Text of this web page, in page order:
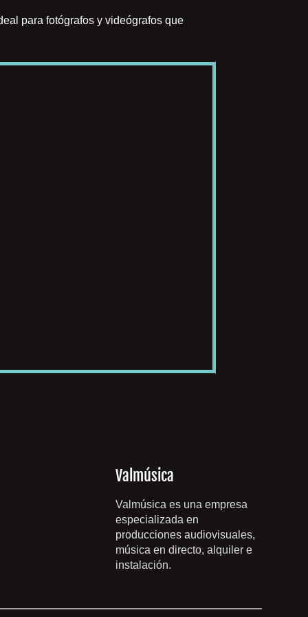
para fotógrafos y videógrafos que
Valmúsica
Valmúsica es una empresa
especializada en
producciones audiovisuales,
música en directo, alquiler e
instalación.